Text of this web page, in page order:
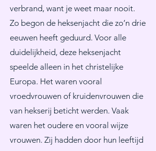
verbrand, want je weet maar nooit.
Zo begon de heksenjacht die zo’n drie
eeuwen heeft geduurd. Voor alle
duidelijkheid, deze heksenjacht
speelde alleen in het christelijke
Europa. Het waren vooral
vroedvrouwen of kruidenvrouwen die
van hekserij beticht werden. Vaak
waren het oudere en vooral wijze
vrouwen. Zij hadden door hun leeftijd